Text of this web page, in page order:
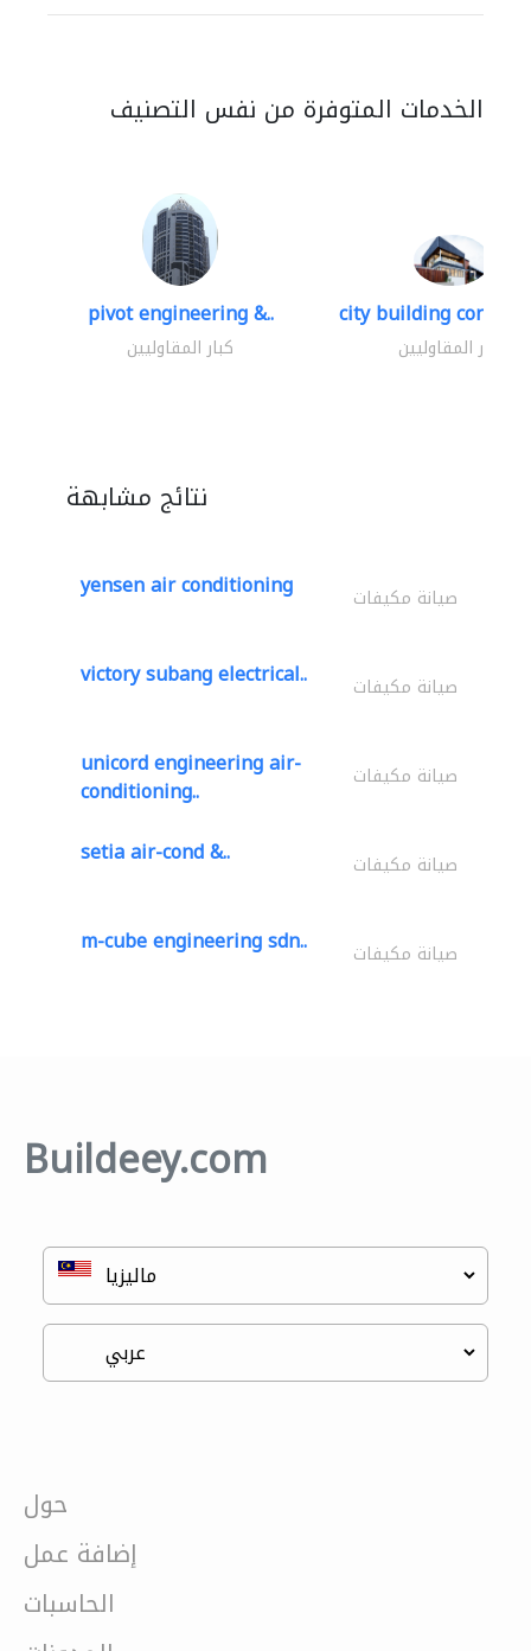
الخدمات المتوفرة من نفس التصنيف
pivot engineering &..
كبار المقاوليين
city building
كبار المقاوليين
نتائج مشابهة
yensen air conditioning صيانة مكيفات
victory subang electrical.. صيانة مكيفات
unicord engineering air-
conditioning.. صيانة مكيفات
setia air-cond &.. صيانة مكيفات
m-cube engineering sdn.. صيانة مكيفات
Buildeey.com
حول
إضافة عمل
الحاسبات